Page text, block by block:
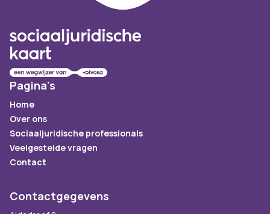
Pagina's
Home
Over ons
Sociaaljuridische professionals
Veelgestelde vragen
Contact
Contactgegevens